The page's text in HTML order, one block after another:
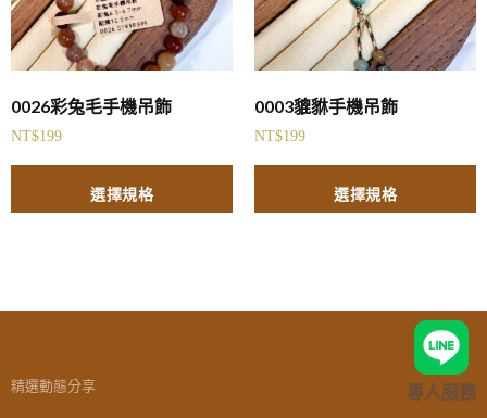
0026彩兔毛手機吊飾
NT$199
選擇規格
0003貔貅手機吊飾
NT$199
選擇規格
精選動態分享 專人服務